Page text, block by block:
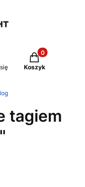
Produkty w
Koszyk
tagiem